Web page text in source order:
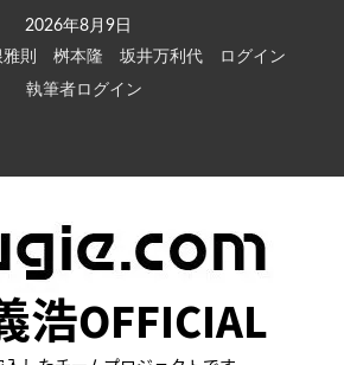
2026年8月9日
則 桝本隆 坂井万利代
ログイン
執筆者ログイン
浩OFFICIAL